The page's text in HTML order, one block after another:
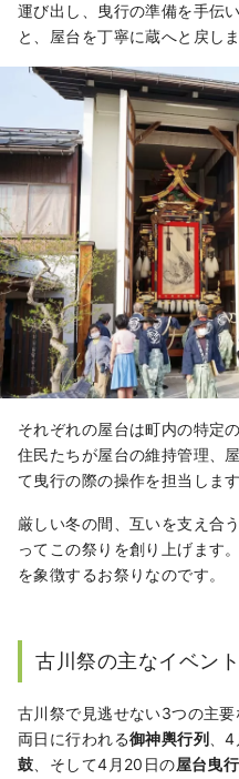
運び出し、曳行の準備を手伝
と、屋台を丁寧に蔵へと戻しま
それぞれの屋台は町内の特定
住民たちが屋台の維持管理、
て曳行の際の操作を担当します
厳しい冬の間、互いを支え合
ってこの祭りを創り上げます
を象徴するお祭りなのです。
古川祭の主なイベント
古川祭で見逃せない3つの主
両日に行われる御神輿行列 、
鼓 、そして4月20日の屋台曳行